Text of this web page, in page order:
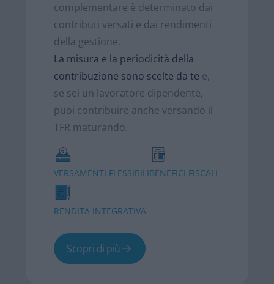
complementare è determinato dai
contributi versati e dai rendimenti
della gestione.​
La misura e la periodicità della
contribuzione sono scelte da te e,
se sei un lavoratore dipendente,
puoi contribuire anche versando il
TFR maturando.
VERSAMENTI FLESSIBILIBENEFICI FISCALI
RENDITA INTEGRATIVA
Scopri di più